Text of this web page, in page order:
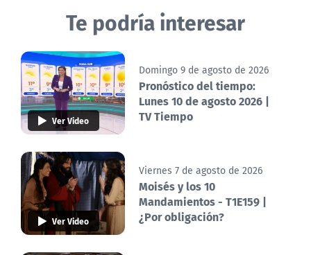
Te podría interesar
Ver Video
Domingo 9 de agosto de 2026
Pronóstico del tiempo:
Lunes 10 de agosto 2026 |
TV Tiempo
Ver Video
Viernes 7 de agosto de 2026
Moisés y los 10
Mandamientos - T1E159 |
¿Por obligación?